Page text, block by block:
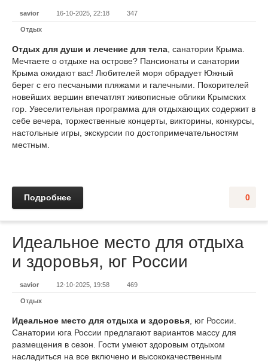
savior 16-10-2025, 22:18 347
Отдых
Отдых для души и лечение для тела , санатории Крыма.
Мечтаете о отдыхе на острове? Пансионаты и санатории
Крыма ожидают вас! Любителей моря обрадует Южный
берег с его песчаными пляжами и галечными. Покорителей
новейших вершин впечатлят живописные облики Крымских
гор. Увеселительная программа для отдыхающих содержит в
себе вечера, торжественные концерты, викторины, конкурсы,
настольные игры, экскурсии по достопримечательностям
местным.
0
Подробнее
Идеальное место для отдыха
и здоровья, юг России
savior 12-10-2025, 19:58 469
Отдых
Идеальное место для отдыха и здоровья , юг России.
Санатории юга России предлагают вариантов массу для
размещения в сезон. Гости умеют здоровым отдыхом
насладиться на все включено и высококачественным